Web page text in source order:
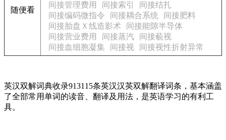
随便看
间接管理费用
间接索引
间接结扎
间接编码微指令
间接耦合系统
间接肥料
间接胎盘Ｘ线造影术
间接能隙半导体
间接营业费用
间接蒸汽
间接藐视
间接血细胞凝集
间接视 间接视性折射异常
英汉双解词典收录913115条英汉汉英双解翻译词条，基本涵盖
了全部常用单词的读音、翻译及用法，是英语学习的有利工
具。